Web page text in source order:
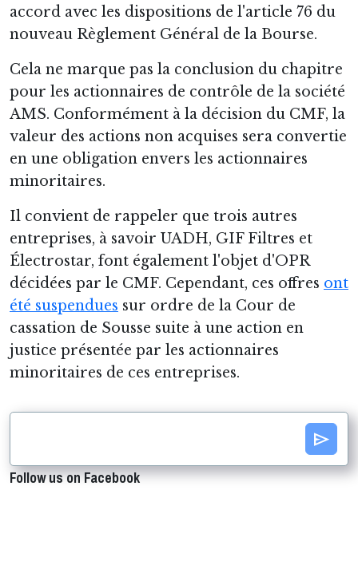
accord avec les dispositions de l'article 76 du
nouveau Règlement Général de la Bourse.
Cela ne marque pas la conclusion du chapitre
pour les actionnaires de contrôle de la société
AMS. Conformément à la décision du CMF, la
valeur des actions non acquises sera convertie
en une obligation envers les actionnaires
minoritaires.
Il convient de rappeler que trois autres
entreprises, à savoir UADH, GIF Filtres et
Électrostar, font également l'objet d'OPR
décidées par le CMF. Cependant, ces offres ont
été suspendues sur ordre de la Cour de
cassation de Sousse suite à une action en
justice présentée par les actionnaires
minoritaires de ces entreprises.
send
Follow us on Facebook